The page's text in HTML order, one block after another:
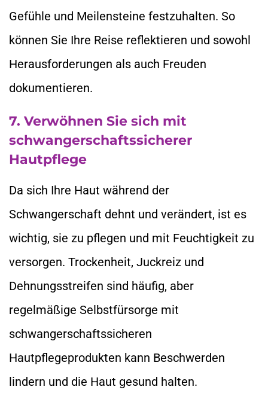
Gefühle und Meilensteine festzuhalten. So
können Sie Ihre Reise reflektieren und sowohl
Herausforderungen als auch Freuden
dokumentieren.
7. Verwöhnen Sie sich mit
schwangerschaftssicherer
Hautpflege
Da sich Ihre Haut während der
Schwangerschaft dehnt und verändert, ist es
wichtig, sie zu pflegen und mit Feuchtigkeit zu
versorgen. Trockenheit, Juckreiz und
Dehnungsstreifen sind häufig, aber
regelmäßige Selbstfürsorge mit
schwangerschaftssicheren
Hautpflegeprodukten kann Beschwerden
lindern und die Haut gesund halten.